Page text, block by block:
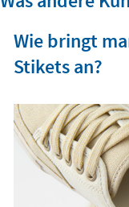
Wie bringt
Stikets an?